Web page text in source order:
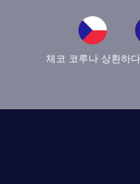
체코 코루나 상환하